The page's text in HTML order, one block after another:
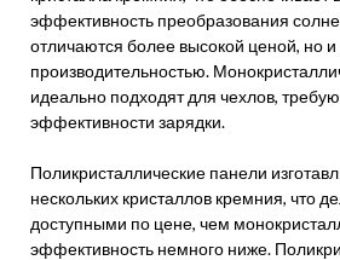
эффективность преобразования
отличаются более высокой ценой, но
производительностью.
идеально подходят для чехлов,
эффективности зарядки.
Поликристаллические панели
нескольких кристаллов кремния, что
доступными по цене, чем
эффективность немного ниже.